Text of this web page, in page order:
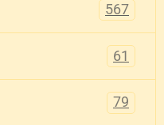
567
61
79